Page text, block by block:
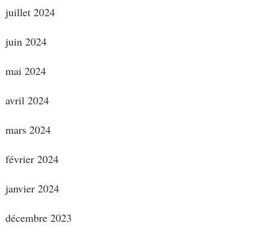
juillet 2024
juin 2024
mai 2024
avril 2024
mars 2024
février 2024
janvier 2024
décembre 2023